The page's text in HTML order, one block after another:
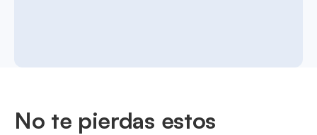
No te pierdas estos